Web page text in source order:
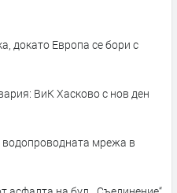
докато Европа се бори с
ВиК Хасково с нов ден
водопроводната мрежа в